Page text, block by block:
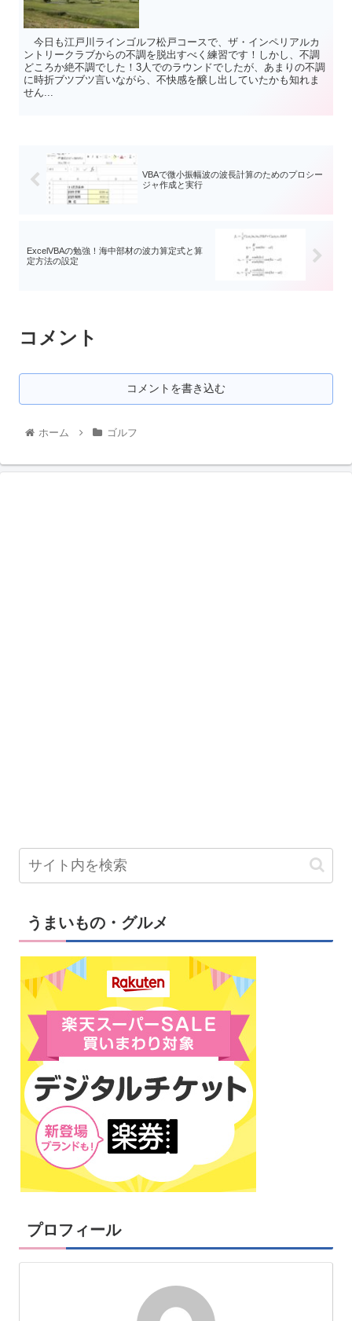
今日も江戸川ラインゴルフ松戸コースで、ザ・インペリアルカ
ントリークラブからの不調を脱出すべく練習です！しかし、不調
どころか絶不調でした！3人でのラウンドでしたが、あまりの不調
に時折ブツブツ言いながら、不快感を醸し出していたかも知れま
せん...
VBAで微小振幅波の波長計算のためのプロシー
ジャ作成と実行
ExcelVBAの勉強！海中部材の波力算定式と算
定方法の設定
コメント
コメントを書き込む
ホーム ゴルフ
うまいもの・グルメ
プロフィール